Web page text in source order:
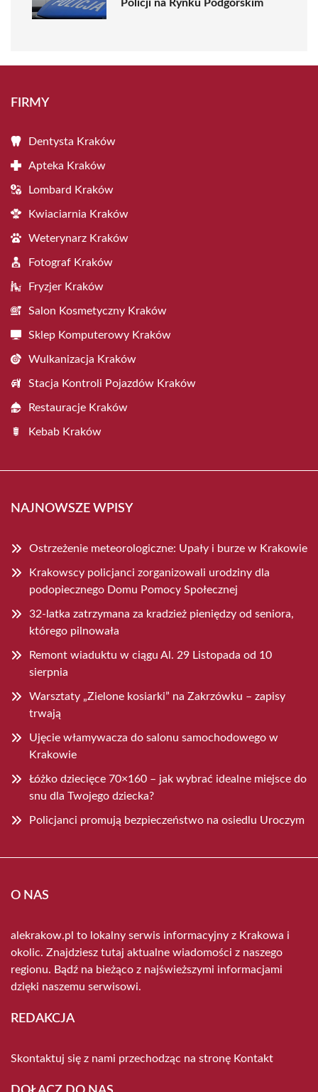
Policji na Rynku Podgórskim
FIRMY
Dentysta Kraków
Apteka Kraków
Lombard Kraków
Kwiaciarnia Kraków
Weterynarz Kraków
Fotograf Kraków
Fryzjer Kraków
Salon Kosmetyczny Kraków
Sklep Komputerowy Kraków
Wulkanizacja Kraków
Stacja Kontroli Pojazdów Kraków
Restauracje Kraków
Kebab Kraków
NAJNOWSZE WPISY
Ostrzeżenie meteorologiczne: Upały i burze w Krakowie
Krakowscy policjanci zorganizowali urodziny dla
podopiecznego Domu Pomocy Społecznej
32-latka zatrzymana za kradzież pieniędzy od seniora,
którego pilnowała
Remont wiaduktu w ciągu Al. 29 Listopada od 10
sierpnia
Warsztaty „Zielone kosiarki” na Zakrzówku – zapisy
trwają
Ujęcie włamywacza do salonu samochodowego w
Krakowie
Łóżko dziecięce 70×160 – jak wybrać idealne miejsce do
snu dla Twojego dziecka?
Policjanci promują bezpieczeństwo na osiedlu Uroczym
O NAS
alekrakow.pl to lokalny serwis informacyjny z Krakowa i
okolic. Znajdziesz tutaj aktualne wiadomości z naszego
regionu. Bądź na bieżąco z najświeższymi informacjami
dzięki naszemu serwisowi.
REDAKCJA
Skontaktuj się z nami przechodząc na stronę Kontakt